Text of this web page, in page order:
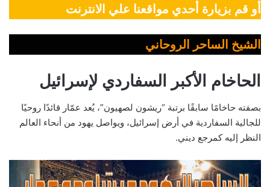
أو قم بزيارة أحدي مواقعنا علي الانترنت
الشيخ الساحر الروحاني
الحاخام الأكبر السفاردي لإسرائيل
بصفته حاخامًا سابقًا برتبة “ريشون لصهيون”، يُعد عمّار قائدًا روحيًا
للجالية السفاردية في أرض إسرائيل، ويواصل يهود من أنحاء العالم
النظر إليه كمرجع ديني.